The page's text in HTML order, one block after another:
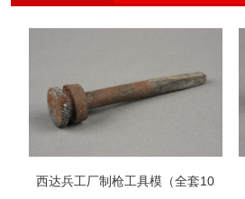
西达兵工厂制枪工具模（全套10